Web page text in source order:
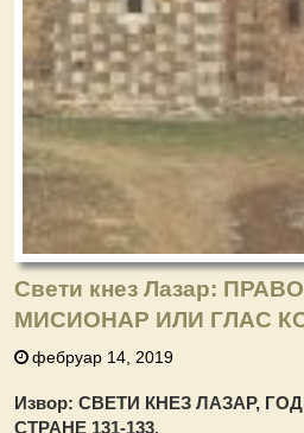
Свети кнез Лазар:
МИСИОНАР ИЛИ ГЛАС
фебруар 14, 2019
Извор: СВЕТИ КНЕЗ ЛАЗАР,
СТРАНЕ 131-133.